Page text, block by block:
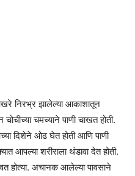
निरभ्र झालेल्या आकाशातून
चमच्याने पाणी चाखत होती.
दिशेने ओढ घेत होती आणि पाणी
आपल्या शरीराला थंडावा देत होती.
होत्या. अचानक आलेल्या पावसाने